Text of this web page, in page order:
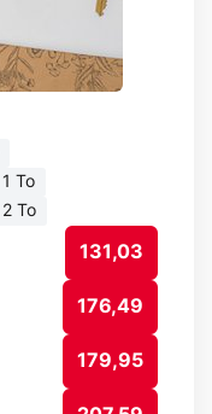
To
To
131,03
176,49
179,95